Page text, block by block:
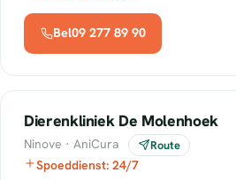
Bel09 277 89 90
Dierenkliniek De Molenhoek
Ninove · AniCura Route
Spoeddienst: 24/7